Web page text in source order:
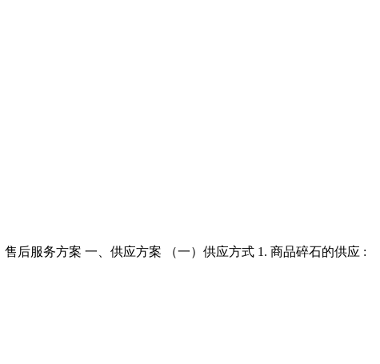
后服务方案 一、供应方案 （一）供应方式 1. 商品碎石的供应 :